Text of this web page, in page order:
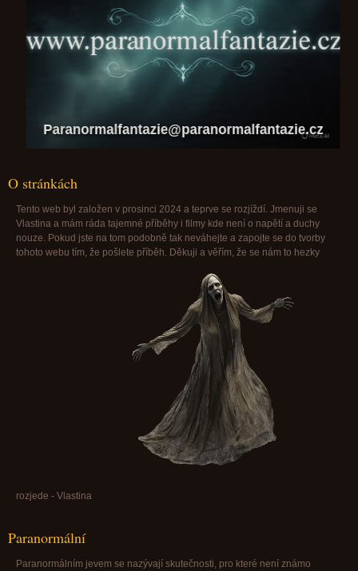
Paranormalfantazie@paranormalfantazie.cz
O stránkách
Tento web byl založen v prosinci 2024 a teprve se rozjíždí. Jmenuji se
Vlastina a mám ráda tajemné příběhy i filmy kde není o napětí a duchy
nouze. Pokud jste na tom podobně tak neváhejte a zapojte se do tvorby
tohoto webu tím, že pošlete příběh. Děkuji a věřím, že se nám to hezky
rozjede - Vlastina
Paranormální
Paranormálním jevem se nazývají skutečnosti, pro které není známo